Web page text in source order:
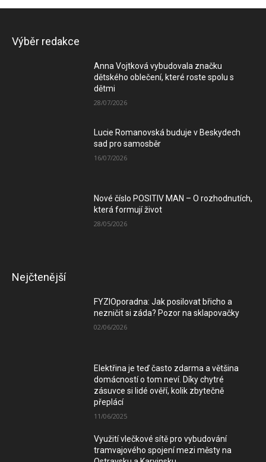
Výběr redakce
Anna Vojtková vybudovala značku
dětského oblečení, které roste spolu s
dětmi
28/07/2026
Lucie Romanovská buduje v Beskydech
sad pro samosběr
16/07/2026
Nové číslo POSITIV MAN – O rozhodnutích,
která formují život
28/05/2026
Nejčtenější
FYZIOporadna: Jak posilovat břicho a
nezničit si záda? Pozor na sklapovačky
02/06/2026
Elektřina je teď často zdarma a většina
domácností o tom neví. Díky chytré
zásuvce si lidé ověří, kolik zbytečně
přeplácí
11/06/2025
Využití vlečkové sítě pro vybudování
tramvajového spojení mezi městy na